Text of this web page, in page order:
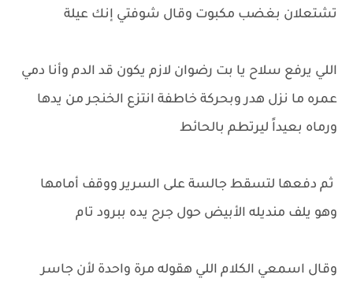
تشتعلان بغضب مكبوت وقال شوفتي إنك عيلة
اللي يرفع سلاح يا بت رضوان لازم يكون قد الدم وأنا دمي
عمره ما نزل هدر وبحركة خاطفة انتزع الخنجر من يدها
ورماه بعيداً ليرتطم بالحائط
ثم دفعها لتسقط جالسة على السرير ووقف أمامها
وهو يلف منديله الأبيض حول جرح يده ببرود تام
وقال اسمعي الكلام اللي هقوله مرة واحدة لأن جاسر